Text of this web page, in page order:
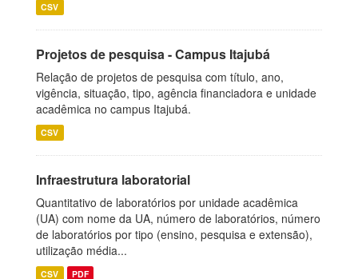
CSV
Projetos de pesquisa - Campus Itajubá
Relação de projetos de pesquisa com título, ano,
vigência, situação, tipo, agência financiadora e unidade
acadêmica no campus Itajubá.
CSV
Infraestrutura laboratorial
Quantitativo de laboratórios por unidade acadêmica
(UA) com nome da UA, número de laboratórios, número
de laboratórios por tipo (ensino, pesquisa e extensão),
utilização média...
CSV PDF